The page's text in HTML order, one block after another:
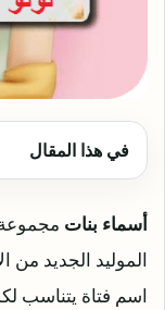
في هذا المقال
أسماء بنات
الموليد الجديد من
اسم فتاة يتناسب